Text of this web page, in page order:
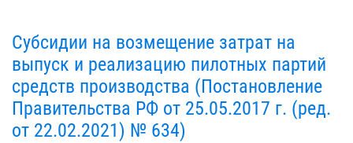
Субсидии на возмещение затрат на
выпуск и реализацию пилотных партий
средств производства (Постановление
Правительства РФ от 25.05.2017 г. (ред.
от 22.02.2021) № 634)